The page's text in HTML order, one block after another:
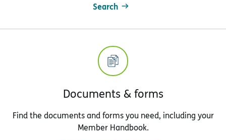
Search
Documents & forms
Find the documents and forms you need, including your
Member Handbook.